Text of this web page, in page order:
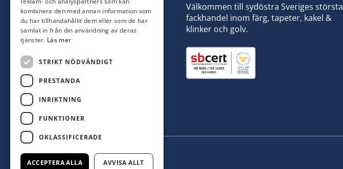
Välkommen till sydöstra Sveriges största
fackhandel inom färg, tapeter, kakel &
klinker och golv.
kombinera den med annan information som
du har tillhandahållit dem eller som de har
samlat in från din användning av deras
tjänster. Läs mer
STRIKT NÖDVÄNDIGT
PRESTANDA
INRIKTNING
FUNKTIONER
OKLASSIFICERADE
ACCEPTERA ALLA AVVISA ALLT